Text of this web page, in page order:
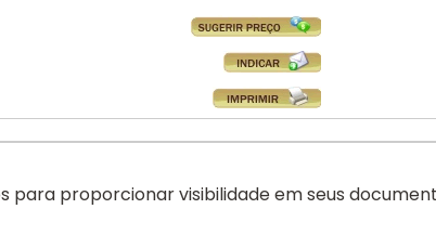
para proporcionar visibilidade em seus